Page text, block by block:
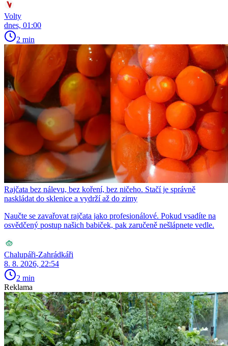
Volty
dnes, 01:00
2 min
Rajčata bez nálevu, bez koření, bez ničeho. Stačí je správně
naskládat do sklenice a vydrží až do zimy
Naučte se zavařovat rajčata jako profesionálové. Pokud vsadíte na
osvědčený postup našich babiček, pak zaručeně nešlápnete vedle.
Chalupáři-Zahrádkáři
8. 8. 2026, 22:54
2 min
Reklama